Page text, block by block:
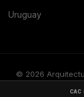
Uruguay
© 2026
CAC